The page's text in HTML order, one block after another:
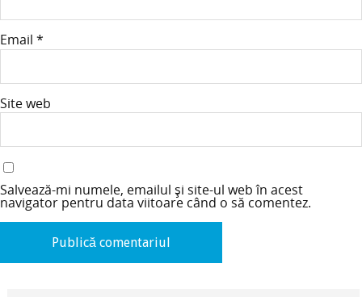
Email *
Site web
Salvează-mi numele, emailul și site-ul web în acest
navigator pentru data viitoare când o să comentez.